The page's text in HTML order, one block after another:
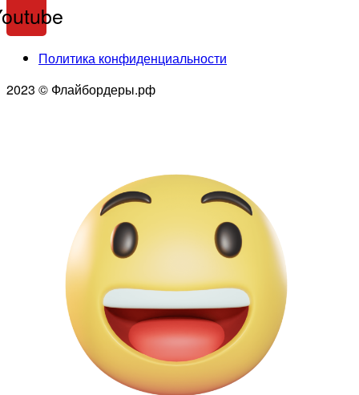
Политика конфиденциальности
2023 © Флайбордеры.рф